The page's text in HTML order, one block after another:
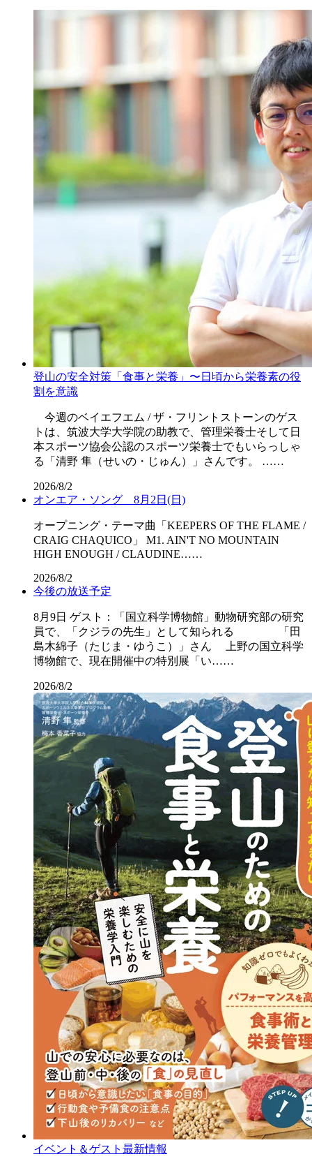
登山の安全対策「食事と栄養」〜日頃から栄養素の役
割を意識
今週のベイエフエム / ザ・フリントストーンのゲス
トは、筑波大学大学院の助教で、管理栄養士そして日
本スポーツ協会公認のスポーツ栄養士でもいらっしゃ
る「清野 隼（せいの・じゅん）」さんです。 ……
2026/8/2
オンエア・ソング 8月2日(日)
オープニング・テーマ曲「KEEPERS OF THE FLAME /
CRAIG CHAQUICO」 M1. AIN'T NO MOUNTAIN
HIGH ENOUGH / CLAUDINE……
2026/8/2
今後の放送予定
8月9日 ゲスト：「国立科学博物館」動物研究部の研究
員で、「クジラの先生」として知られる 「田
島木綿子（たじま・ゆうこ）」さん 上野の国立科学
博物館で、現在開催中の特別展「い……
2026/8/2
イベント＆ゲスト最新情報